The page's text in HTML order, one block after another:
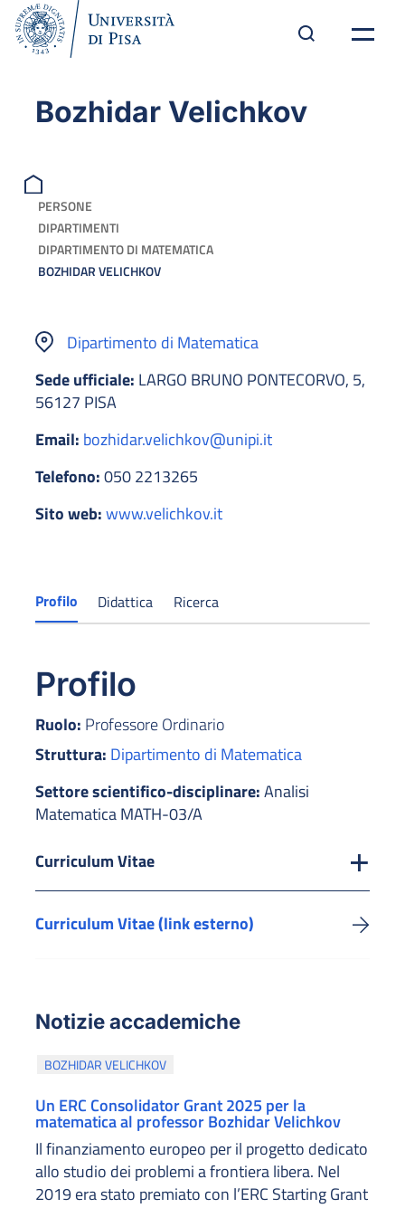
Bozhidar Velichkov
PERSONE
DIPARTIMENTI
DIPARTIMENTO DI MATEMATICA
BOZHIDAR VELICHKOV
Dipartimento di Matematica
Sede ufficiale: LARGO BRUNO PONTECORVO, 5,
56127 PISA
Email: bozhidar.velichkov@unipi.it
Telefono:050 2213265
Sito web:www.velichkov.it
Profilo Didattica Ricerca
Profilo
Ruolo: Professore Ordinario
Struttura: Dipartimento di Matematica
Settore scientifico-disciplinare:Analisi
Matematica MATH-03/A
Curriculum Vitae
Curriculum Vitae (link esterno)
Notizie accademiche
BOZHIDAR VELICHKOV
Un ERC Consolidator Grant 2025 per la
matematica al professor Bozhidar Velichkov
Il finanziamento europeo per il progetto dedicato
allo studio dei problemi a frontiera libera. Nel
2019 era stato premiato con l’ERC Starting Grant